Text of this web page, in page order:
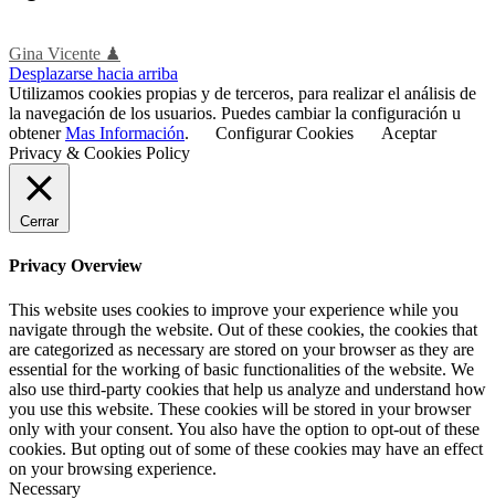
Gina Vicente ♟
Desplazarse hacia arriba
Utilizamos cookies propias y de terceros, para realizar el análisis de
la navegación de los usuarios. Puedes cambiar la configuración u
obtenerMas Información. Configurar Cookies
Aceptar
Privacy & Cookies Policy
Cerrar
Privacy Overview
This website uses cookies to improve your experience while you
navigate through the website. Out of these cookies, the cookies that
are categorized as necessary are stored on your browser as they are
essential for the working of basic functionalities of the website. We
also use third-party cookies that help us analyze and understand how
you use this website. These cookies will be stored in your browser
only with your consent. You also have the option to opt-out of these
cookies. But opting out of some of these cookies may have an effect
on your browsing experience.
Necessary